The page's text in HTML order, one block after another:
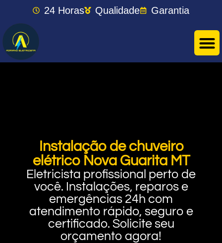
24 Horas Qualidade Garantia
Instalação de chuveiro
elétrico Nova Guarita MT
Eletricista profissional perto de
você. Instalações, reparos e
emergências 24h com
atendimento rápido, seguro e
certificado. Solicite seu
orçamento agora!